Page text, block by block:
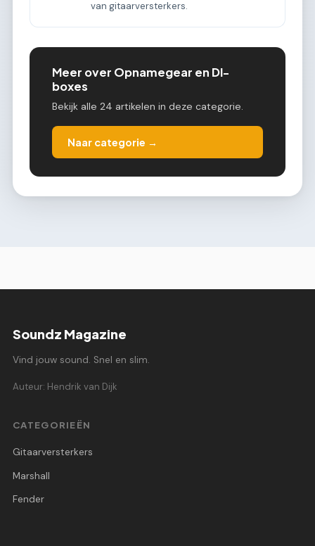
van gitaarversterkers.
Meer over Opnamegear en DI-
boxes
Bekijk alle 24 artikelen in deze categorie.
Naar categorie →
Soundz Magazine
Vind jouw sound. Snel en slim.
Auteur: Hendrik van Dijk
CATEGORIEËN
Gitaarversterkers
Marshall
Fender